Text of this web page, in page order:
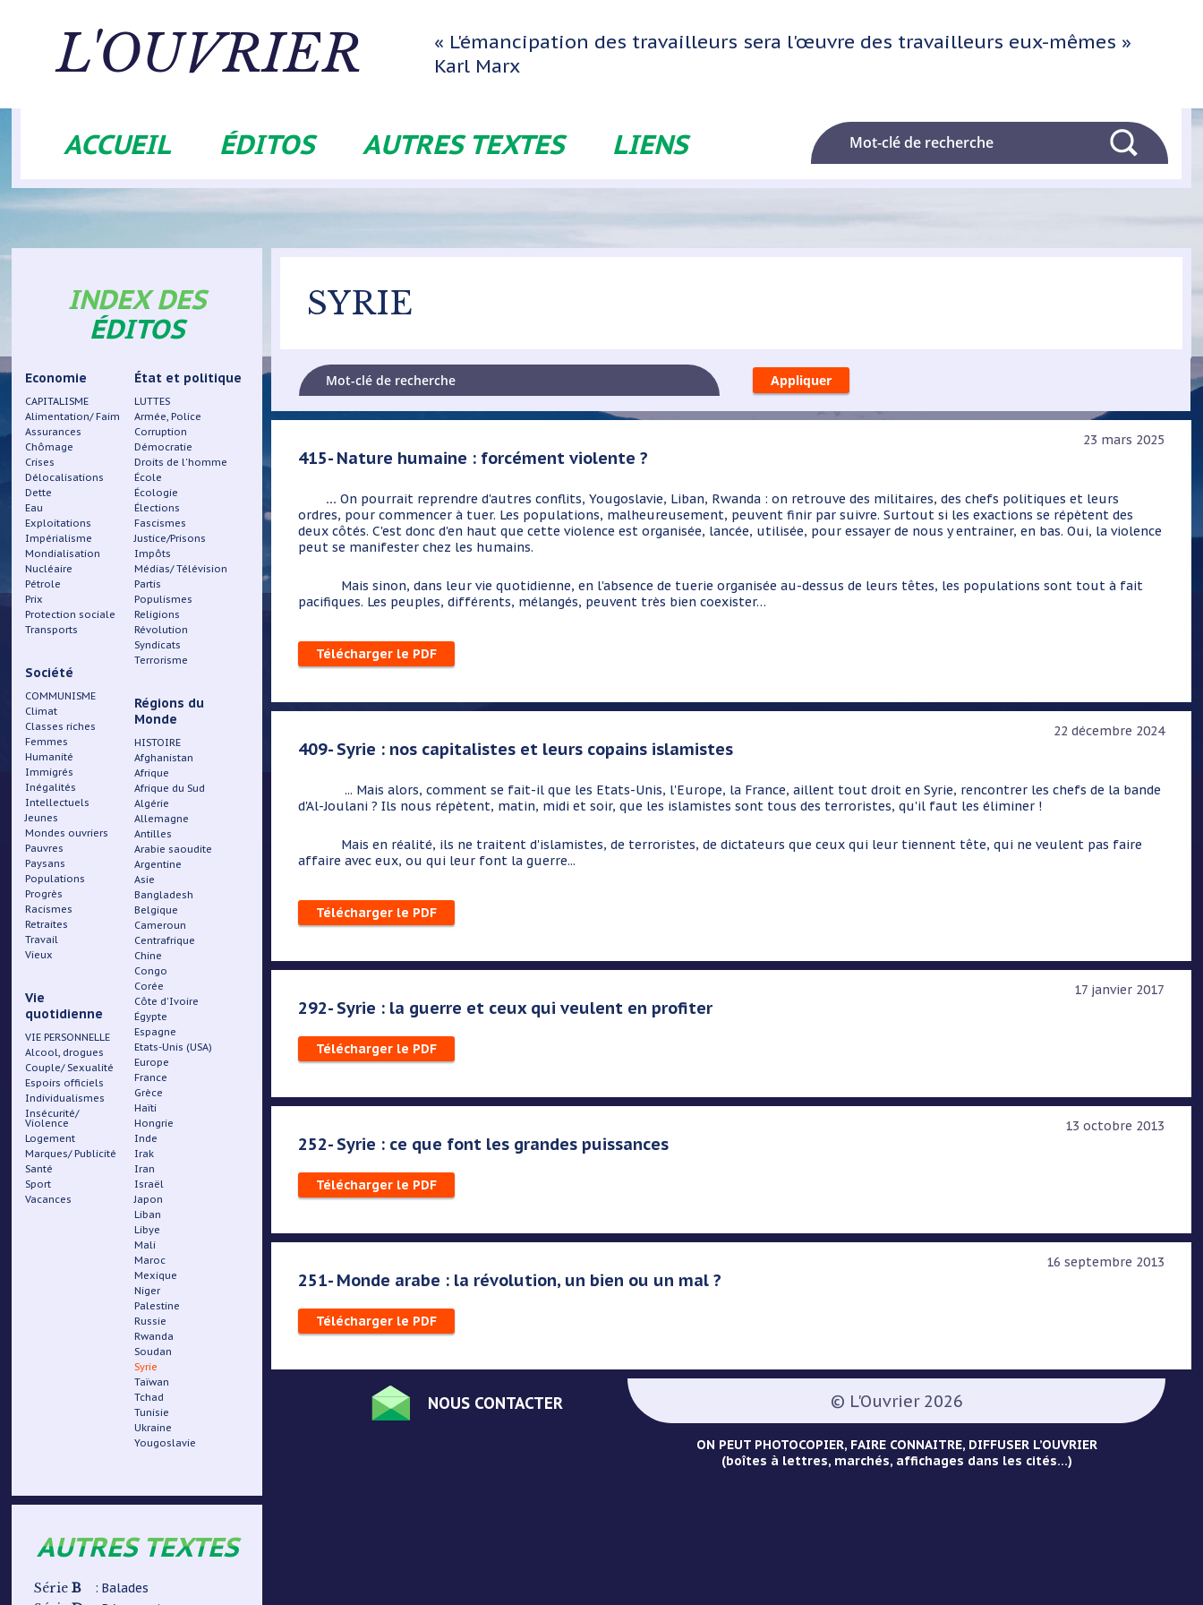
L'OUVRIER
« L'émancipation des travailleurs sera l'œuvre des travailleurs eux-mêmes »
Karl Marx
Navigation
ACCUEIL ÉDITOS AUTRES TEXTES LIENS Rechercher
INDEX DES
ÉDITOS
Economie
CAPITALISME
Alimentation/ Faim
Assurances
Chômage
Crises
Délocalisations
Dette
Eau
Exploitations
Impérialisme
Mondialisation
Nucléaire
Pétrole
Prix
Protection sociale
Transports
Société
COMMUNISME
Climat
Classes riches
Femmes
Humanité
Immigrés
Inégalités
Intellectuels
Jeunes
Mondes ouvriers
Pauvres
Paysans
Populations
Progrès
Racismes
Retraites
Travail
Vieux
Vie
quotidienne
VIE PERSONNELLE
Alcool, drogues
Couple/ Sexualité
Espoirs officiels
Individualismes
Insécurité/
Violence
Logement
Marques/ Publicité
Santé
Sport
Vacances
État et politique
LUTTES
Armée, Police
Corruption
Démocratie
Droits de l'homme
École
Écologie
Élections
Fascismes
Justice/Prisons
Impôts
Médias/ Télévision
Partis
Populismes
Religions
Révolution
Syndicats
Terrorisme
Régions du
Monde
HISTOIRE
Afghanistan
Afrique
Afrique du Sud
Algérie
Allemagne
Antilles
Arabie saoudite
Argentine
Asie
Bangladesh
Belgique
Cameroun
Centrafrique
Chine
Congo
Corée
Côte d'Ivoire
Égypte
Espagne
Etats-Unis (USA)
Europe
France
Grèce
Haïti
Hongrie
Inde
Irak
Iran
Israël
Japon
Liban
Libye
Mali
Maroc
Mexique
Niger
Palestine
Russie
Rwanda
Soudan
Syrie
Taïwan
Tchad
Tunisie
Ukraine
Yougoslavie
AUTRES TEXTES
Série B : Balades
SYRIE
23 mars 2025
415- Nature humaine : forcément violente ?
… On pourrait reprendre d'autres conflits, Yougoslavie, Liban, Rwanda : on retrouve des militaires, des chefs politiques et leurs
ordres, pour commencer à tuer. Les populations, malheureusement, peuvent finir par suivre. Surtout si les exactions se répètent des
deux côtés. C'est donc d'en haut que cette violence est organisée, lancée, utilisée, pour essayer de nous y entrainer, en bas. Oui, la violence
peut se manifester chez les humains.
Mais sinon, dans leur vie quotidienne, en l'absence de tuerie organisée au-dessus de leurs têtes, les populations sont tout à fait
pacifiques. Les peuples, différents, mélangés, peuvent très bien coexister…
Télécharger le PDF
22 décembre 2024
409- Syrie : nos capitalistes et leurs copains islamistes
... Mais alors, comment se fait-il que les Etats-Unis, l'Europe, la France, aillent tout droit en Syrie, rencontrer les chefs de la bande
d'Al-Joulani ? Ils nous répètent, matin, midi et soir, que les islamistes sont tous des terroristes, qu'il faut les éliminer !
Mais en réalité, ils ne traitent d'islamistes, de terroristes, de dictateurs que ceux qui leur tiennent tête, qui ne veulent pas faire
affaire avec eux, ou qui leur font la guerre...
Télécharger le PDF
17 janvier 2017
292- Syrie : la guerre et ceux qui veulent en profiter
Télécharger le PDF
13 octobre 2013
252- Syrie : ce que font les grandes puissances
Télécharger le PDF
16 septembre 2013
251- Monde arabe : la révolution, un bien ou un mal ?
Télécharger le PDF
NOUS CONTACTER © L'Ouvrier 2026
ON PEUT PHOTOCOPIER, FAIRE CONNAITRE, DIFFUSER L’OUVRIER
(boîtes à lettres, marchés, affichages dans les cités...)